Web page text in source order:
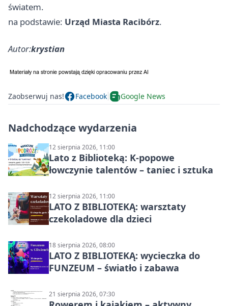
światem.
na podstawie: Urząd Miasta Racibórz.
Autor:krystian
Zaobserwuj nas! Facebook Google News
Nadchodzące wydarzenia
12 sierpnia 2026, 11:00
Lato z Biblioteką: K-popowe
łowczynie talentów – taniec i sztuka
12 sierpnia 2026, 11:00
LATO Z BIBLIOTEKĄ: warsztaty
czekoladowe dla dzieci
18 sierpnia 2026, 08:00
LATO Z BIBLIOTEKĄ: wycieczka do
FUNZEUM – światło i zabawa
21 sierpnia 2026, 07:30